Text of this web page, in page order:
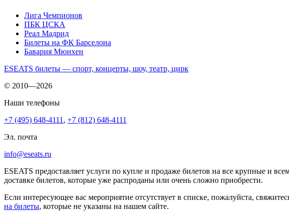
Лига Чемпионов
ПБК ЦСКА
Реал Мадрид
Билеты на ФК Барселона
Бавария Мюнхен
ESEATS билеты — спорт, концерты, шоу, театр, цирк
© 2010—2026
Наши телефоны
+7 (495) 648-4111 , +7 (812) 648-4111
Эл. почта
info@eseats.ru
ESEATS предоставляет услуги по купле и продаже билетов на все крупные и
доставке билетов, которые уже распроданы или очень сложно приобрести.
Если интересующее вас мероприятие отсутствует в списке, пожалуйста,
на билеты, которые не указаны на нашем сайте.